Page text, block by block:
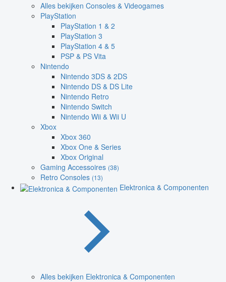
Alles bekijken Consoles & Videogames
PlayStation
PlayStation 1 & 2
PlayStation 3
PlayStation 4 & 5
PSP & PS Vita
Nintendo
Nintendo 3DS & 2DS
Nintendo DS & DS Lite
Nintendo Retro
Nintendo Switch
Nintendo Wii & Wii U
Xbox
Xbox 360
Xbox One & Series
Xbox Original
Gaming Accessoires (38)
Retro Consoles (13)
Elektronica & Componenten
Alles bekijken Elektronica & Componenten